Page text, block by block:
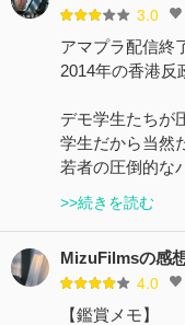
3.0
アマプラ配信終
2014年の香港反
デモ学生たちが
学生だから当然
若者の圧倒的な
>>続きを読む
MizuFilmsの感
4.0
【鑑賞メモ】